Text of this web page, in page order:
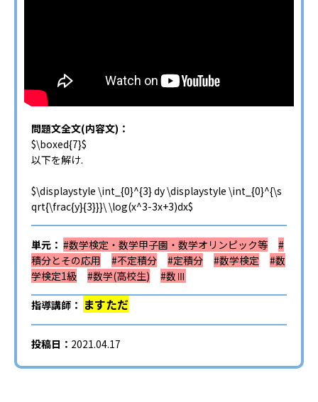
問題文全文(内容文)：
$\boxed{7}$
以下を解け.
$\displaystyle \int_{0}^{3} dy \displaystyle \int_{0}^{\s
qrt{\frac{y}{3}}}\ \log(x^3-3x+3)dx$
単元： #数学検定・数学甲子園・数学オリンピック等
#
積分とその応用
#不定積分 #定積分 #数学検定
#数
学検定1級
#数学(高校生) #数Ⅲ
指導講師： ますただ
投稿日： 2021.04.17